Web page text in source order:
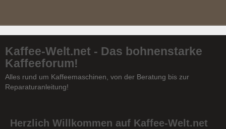
Kaffee-Welt.net - Das bohnenstarke
Kaffeeforum!
Alles rund um Kaffeemaschinen, von der Beratung bis zur
Reparaturanleitung!
Herzlich Willkommen auf Kaffee-Welt.net